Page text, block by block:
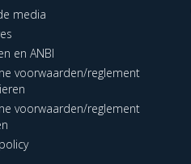
media
en ANBI
voorwaarden/reglement
voorwaarden/reglement